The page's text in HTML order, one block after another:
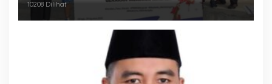
Desa
10208 Dilihat